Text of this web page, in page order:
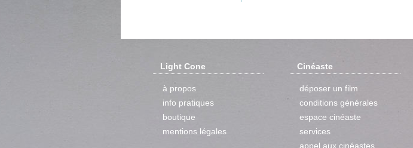
Light Cone
à propos
info pratiques
boutique
mentions légales
Cinéaste
déposer un film
conditions générales
espace cinéaste
services
appel aux cinéastes